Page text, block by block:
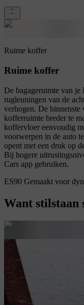
Ruime koffer
Ruime koffer
De bagageruimte van
rugleuningen van de
verhogen. De binnenste
kofferruimte breder te
koffervloer eenvoudig
voorwerpen in de auto
opent met een druk op
Bij hogere
Cars app gebruiken.
ES90 Gemaakt voor
Want stilstaan